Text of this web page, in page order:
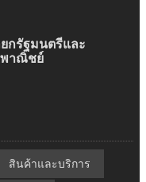
กรัฐมนตรีและ
พาณิชย์
สินค้าและบริการ